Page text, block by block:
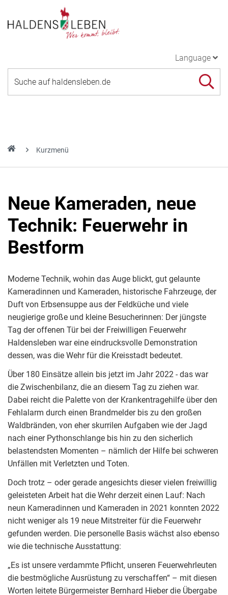
Language
Kurzmenü
Neue Kameraden, neue
Technik: Feuerwehr in
Bestform
Moderne Technik, wohin das Auge blickt, gut gelaunte
Kameradinnen und Kameraden, historische Fahrzeuge, der
Duft von Erbsensuppe aus der Feldküche und viele
neugierige große und kleine Besucherinnen: Der jüngste
Tag der offenen Tür bei der Freiwilligen Feuerwehr
Haldensleben war eine eindrucksvolle Demonstration
dessen, was die Wehr für die Kreisstadt bedeutet.
Über 180 Einsätze allein bis jetzt im Jahr 2022 - das war
die Zwischenbilanz, die an diesem Tag zu ziehen war.
Dabei reicht die Palette von der Krankentragehilfe über den
Fehlalarm durch einen Brandmelder bis zu den großen
Waldbränden, von eher skurrilen Aufgaben wie der Jagd
nach einer Pythonschlange bis hin zu den sicherlich
belastendsten Momenten – nämlich der Hilfe bei schweren
Unfällen mit Verletzten und Toten.
Doch trotz – oder gerade angesichts dieser vielen freiwillig
geleisteten Arbeit hat die Wehr derzeit einen Lauf: Nach
neun Kameradinnen und Kameraden in 2021 konnten 2022
nicht weniger als 19 neue Mitstreiter für die Feuerwehr
gefunden werden. Die personelle Basis wächst also ebenso
wie die technische Ausstattung:
„Es ist unsere verdammte Pflicht, unseren Feuerwehrleuten
die bestmögliche Ausrüstung zu verschaffen“ – mit diesen
Worten leitete Bürgermeister Bernhard Hieber die Übergabe